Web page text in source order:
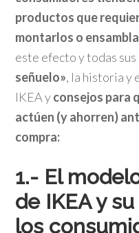
productos que
montarlos o
este efecto y todas sus
señuelo», la historia y
IKEA yconsejos para
actúen (y ahorren)
compra:
1.- El
de IKEA y
los